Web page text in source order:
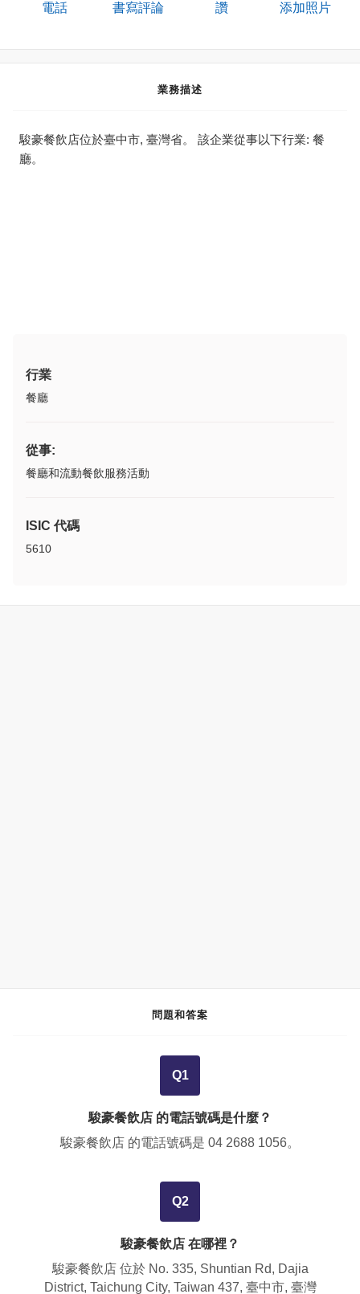
電話 書寫評論 讚 添加照片
業務描述
駿豪餐飲店位於臺中市, 臺灣省。 該企業從事以下行業: 餐
廳。
行業
餐廳
從事:
餐廳和流動餐飲服務活動
ISIC 代碼
5610
問題和答案
Q1
駿豪餐飲店 的電話號碼是什麼？
駿豪餐飲店 的電話號碼是 04 2688 1056。
Q2
駿豪餐飲店 在哪裡？
駿豪餐飲店 位於 No. 335, Shuntian Rd, Dajia
District, Taichung City, Taiwan 437, 臺中市, 臺灣